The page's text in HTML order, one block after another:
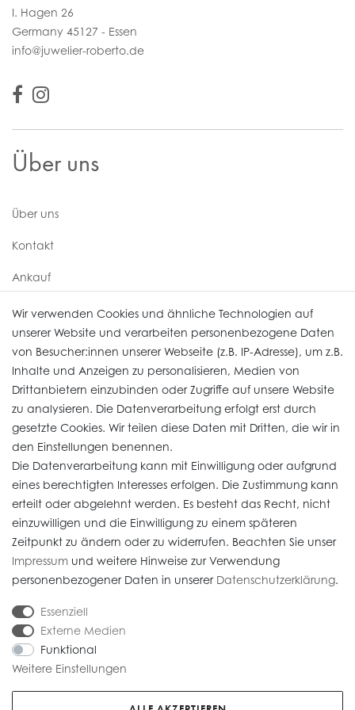
I. Hagen 26
Germany 45127 - Essen
info@juwelier-roberto.de
Über uns
Über uns
Kontakt
Ankauf
Uhren Service
Vertrag widerrufen
Informationen
Widerrufs­recht
Impressum
AGB
Kundenauftrag) sind nach § 25 A UStG besteuert, die MwSt ist nicht
Wir verwenden Cookies und ähnliche Technologien auf
unserer Website und verarbeiten personenbezogene Daten
von Besucher:innen unserer Webseite (z.B. IP-Adresse), um z.B.
Inhalte und Anzeigen zu personalisieren, Medien von
Drittanbietern einzubinden oder Zugriffe auf unsere Website
zu analysieren. Die Datenverarbeitung erfolgt erst durch
gesetzte Cookies. Wir teilen diese Daten mit Dritten, die wir in
den Einstellungen benennen.
Die Datenverarbeitung kann mit Einwilligung oder aufgrund
eines berechtigten Interesses erfolgen. Die Zustimmung kann
erteilt oder abgelehnt werden. Es besteht das Recht, nicht
einzuwilligen und die Einwilligung zu einem späteren
Zeitpunkt zu ändern oder zu widerrufen. Beachten Sie unser
Impressum und weitere Hinweise zur Verwendung
personenbezogener Daten in unserer Daten­schutz­erklärung.
Essenziell
Externe Medien
Funktional
Weitere Einstellungen